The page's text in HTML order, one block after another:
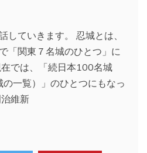
していきます。 忍城とは、
「関東７名城のひとつ」に
では、「続日本100名城
の一覧）」のひとつにもなっ
維新